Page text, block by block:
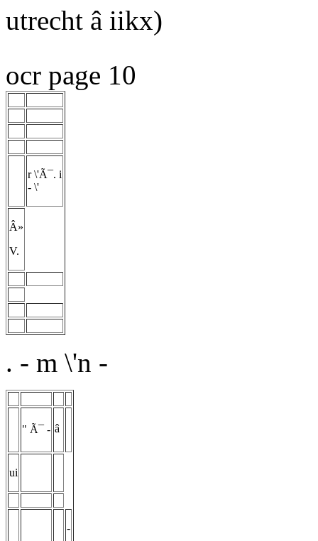
utrecht â iikx)
ocr page 10
r \'Ã¯. i
- \'
Â»
V.
. - m \'n -
" Ã¯ - â
ui
-